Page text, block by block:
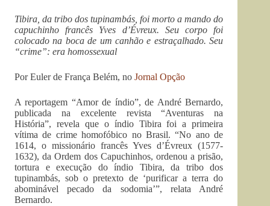
Tibira, da tribo dos tupinambás, foi morto a mando do
capuchinho francês Yves d’Évreux. Seu corpo foi
colocado na boca de um canhão e estraçalhado. Seu
“crime”: era homossexual
Por Euler de França Belém, no Jornal Opção
A reportagem “Amor de índio”, de André Bernardo,
publicada na excelente revista “Aventuras na
História”, revela que o índio Tibira foi a primeira
vítima de crime homofóbico no Brasil. “No ano de
1614, o missionário francês Yves d’Évreux (1577-
1632), da Ordem dos Capuchinhos, ordenou a prisão,
tortura e execução do índio Tibira, da tribo dos
tupinambás, sob o pretexto de ‘purificar a terra do
abominável pecado da sodomia’”, relata André
Bernardo.